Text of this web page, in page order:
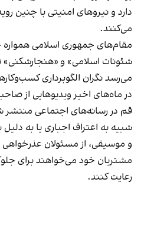
دارد و نیروهای امنیتی با چنین
می‌کنند.
مقام‌های جمهوری اسلامی
شئونات اسلامی» و
می‌رسد نگران الگوبرداری
در ماه‌های اخیر ویدیوهایی از
قم در رسانه‌های اجتماعی منتشر
شبیه به اعتراف اجباری یا به
و موسیقی، از مسئولان عذرخواهی و
مشتریان خود می‌خواهند برای
رعایت کنند.